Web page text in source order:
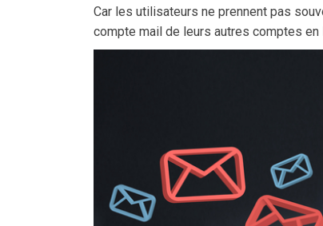
Car les utilisateurs ne prennent pas
compte mail de leurs autres comptes en